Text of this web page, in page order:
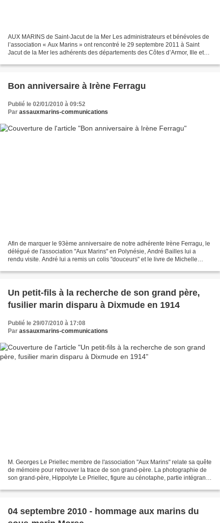
AUX MARINS de Saint-Jacut de la Mer Les administrateurs et bénévoles de
l’association « Aux Marins » ont rencontré le 29 septembre 2011 à Saint
Jacut de la Mer les adhérents des départements des Côtes d’Armor, Ille et
Bon anniversaire à Irène Ferragu
Publié le 02/01/2010 à 09:52
Par assauxmarins-communications
Afin de marquer le 93ème anniversaire de notre adhérente Irène Ferragu, le
délégué de l'association "Aux Marins" en Polynésie, André Bailles lui a
rendu visite. André lui a remis un colis "douceurs" et le livre de Michelle
Un petit-fils à la recherche de son grand père,
fusilier marin disparu à Dixmude en 1914
Publié le 29/07/2010 à 17:08
Par assauxmarins-communications
M. Georges Le Priellec membre de l'association "Aux Marins" relate sa quête
de mémoire pour retrouver la trace de son grand-père. La photographie de
son grand-père, Hippolyte Le Priellec, figure au cénotaphe, partie intégrante
04 septembre 2010 - hommage aux marins du